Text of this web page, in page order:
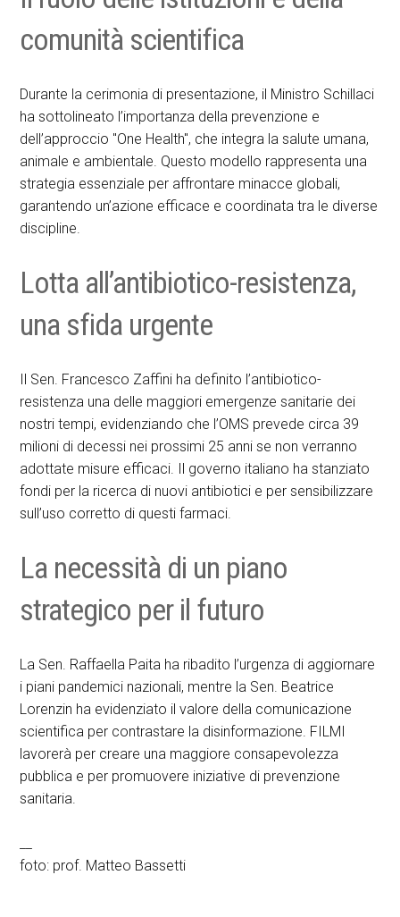
comunità scientifica
Durante la cerimonia di presentazione, il Ministro Schillaci
ha sottolineato l’importanza della prevenzione e
dell’approccio "One Health", che integra la salute umana,
animale e ambientale. Questo modello rappresenta una
strategia essenziale per affrontare minacce globali,
garantendo un’azione efficace e coordinata tra le diverse
discipline.
Lotta all’antibiotico-resistenza,
una sfida urgente
Il Sen. Francesco Zaffini ha definito l’antibiotico-
resistenza una delle maggiori emergenze sanitarie dei
nostri tempi, evidenziando che l’OMS prevede circa 39
milioni di decessi nei prossimi 25 anni se non verranno
adottate misure efficaci. Il governo italiano ha stanziato
fondi per la ricerca di nuovi antibiotici e per sensibilizzare
sull’uso corretto di questi farmaci.
La necessità di un piano
strategico per il futuro
La Sen. Raffaella Paita ha ribadito l’urgenza di aggiornare
i piani pandemici nazionali, mentre la Sen. Beatrice
Lorenzin ha evidenziato il valore della comunicazione
scientifica per contrastare la disinformazione. FILMI
lavorerà per creare una maggiore consapevolezza
pubblica e per promuovere iniziative di prevenzione
sanitaria.
foto: prof. Matteo Bassetti